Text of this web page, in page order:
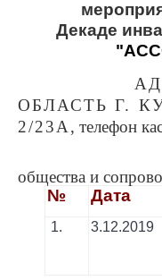
Декаде
АДРЕС:
ОБЛАСТЬ Г.
2/23А , телефон
общества и
№
Дата
1. 3.12.2019